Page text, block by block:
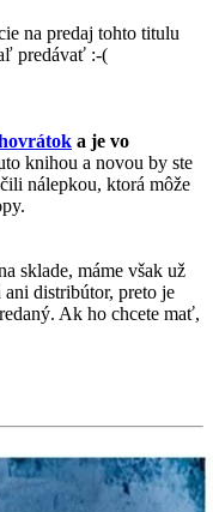
na predaj tohto titulu
predávať :-(
a je vo
knihou a novou by ste
nálepkou, ktorá môže
sklade, máme však už
ani distribútor, preto je
Ak ho chcete mať,